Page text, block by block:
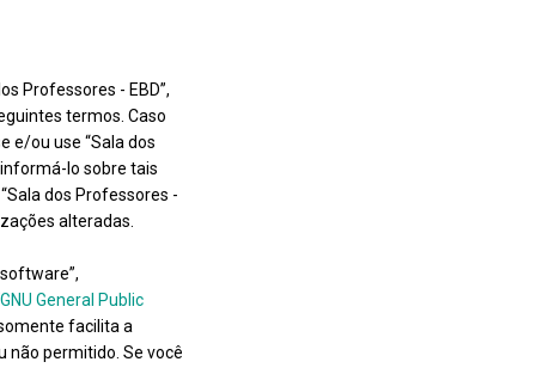
Professores - EBD”,
termos. Caso
e/ou use “Sala dos
lo sobre tais
dos Professores -
alteradas.
GNU General Public
facilita a
não permitido. Se você